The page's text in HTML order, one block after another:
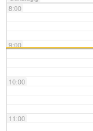
8:00
9:00
10:00
11:00